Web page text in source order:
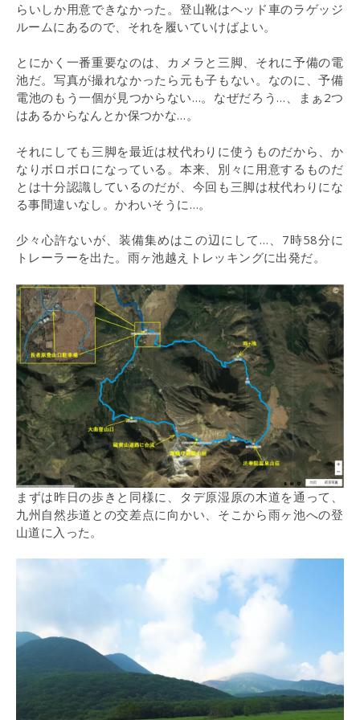
らいしか用意できなかった。登山靴はヘッド車のラゲッジ
ルームにあるので、それを履いていけばよい。
とにかく一番重要なのは、カメラと三脚、それに予備の電
池だ。写真が撮れなかったら元も子もない。なのに、予備
電池のもう一個が見つからない…。なぜだろう…、まぁ2つ
はあるからなんとか保つかな…。
それにしても三脚を最近は杖代わりに使うものだから、か
なりボロボロになっている。本来、別々に用意するものだ
とは十分認識しているのだが、今回も三脚は杖代わりにな
る事間違いなし。かわいそうに…。
少々心許ないが、装備集めはこの辺にして…、7時58分に
トレーラーを出た。雨ヶ池越えトレッキングに出発だ。
まずは昨日の歩きと同様に、タデ原湿原の木道を通って、
九州自然歩道との交差点に向かい、そこから雨ヶ池への登
山道に入った。